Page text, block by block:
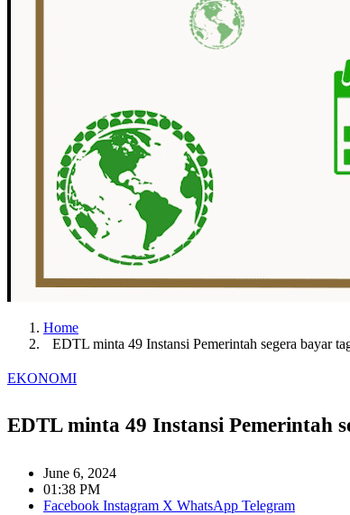
Home
EDTL minta 49 Instansi Pemerintah segera bayar
EKONOMI
EDTL minta 49 Instansi Pemerintah
June 6, 2024
01:38 PM
Facebook Instagram X WhatsApp Telegram